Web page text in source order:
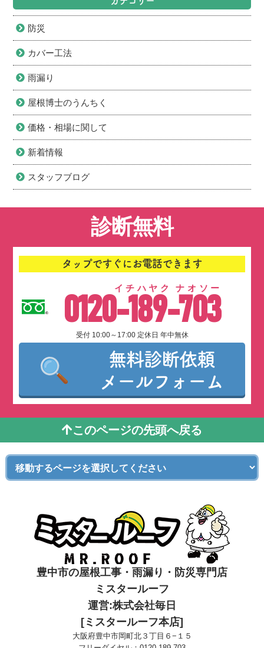
防災
カバー工法
雨漏り
屋根博士のうんちく
価格・相場に関して
新着情報
スタッフブログ
診断無料
タップですぐにお電話できます
0120-189-703
イチハヤク ナオソー
受付 10:00～17:00 定休日 年中無休
無料診断依頼
メールフォーム
このページの先頭へ戻る
豊中市の屋根工事・雨漏り・防災専門店
ミスタールーフ
運営:株式会社毎日
[ミスタールーフ本店]
大阪府豊中市岡町北３丁目６−１５